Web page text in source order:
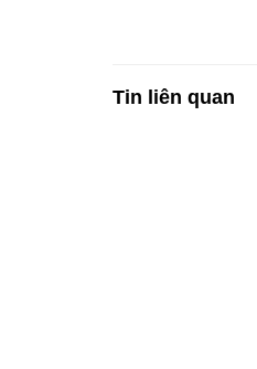
Tin liên quan